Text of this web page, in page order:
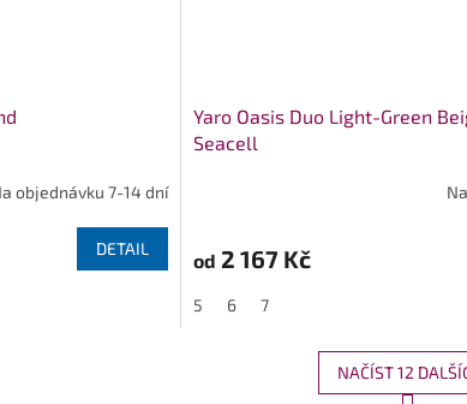
objednávku 7-14 dní
DETAIL
Yaro Oasis Duo Light-Green
Seacell
od 2 167 Kč
5 6 7
NAČÍST 12